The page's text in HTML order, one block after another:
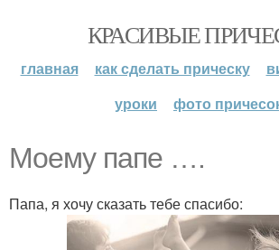
КРАСИВЫЕ
главная как сделать прическу
уроки
фото
Моему папе ….
Папа, я хочу сказать тебе спасибо: